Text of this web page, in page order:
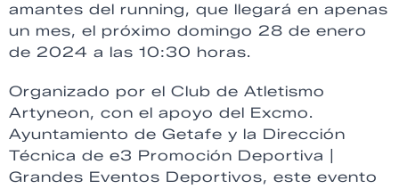
amantes del running, que llegará en apenas
un mes, el próximo domingo 28 de enero
de 2024 a las 10:30 horas.
Organizado por el Club de Atletismo
Artyneon, con el apoyo del Excmo.
Ayuntamiento de Getafe y la Dirección
Técnica de e3 Promoción Deportiva |
Grandes Eventos Deportivos, este evento